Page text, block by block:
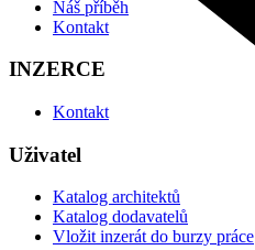
Náš příběh
Kontakt
INZERCE
Kontakt
Uživatel
Katalog architektů
Katalog dodavatelů
Vložit inzerát do burzy práce